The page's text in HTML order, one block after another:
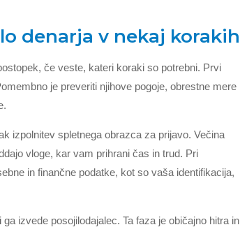
denarja v nekaj korakih
če veste, kateri koraki so potrebni. Prvi
je preveriti njihove pogoje, obrestne mere
izpolnitev spletnega obrazca za prijavo. Večina
vloge, kar vam prihrani čas in trud. Pri
in finančne podatke, kot so vaša identifikacija,
izvede posojilodajalec. Ta faza je običajno hitra in